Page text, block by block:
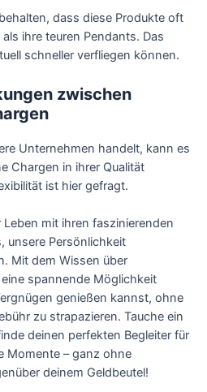
dass diese Produkte oft
ihre teuren Pendants. Das
schneller verfliegen können.
zwischen
Unternehmen handelt, kann es
Chargen in ihrer Qualität
ist hier gefragt.
mit ihren faszinierenden
unsere Persönlichkeit
Mit dem Wissen über
spannende Möglichkeit
genießen kannst, ohne
zu strapazieren. Tauche ein
deinen perfekten Begleiter für
Momente – ganz ohne
deinem Geldbeutel!